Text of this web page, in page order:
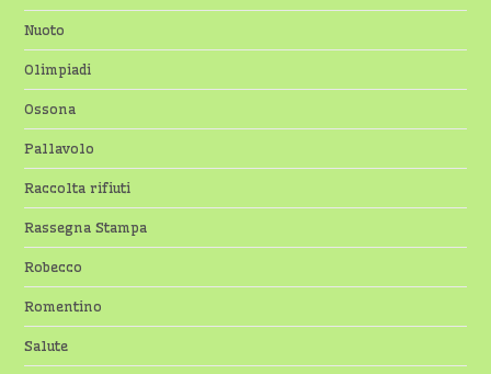
Nuoto
Olimpiadi
Ossona
Pallavolo
Raccolta rifiuti
Rassegna Stampa
Robecco
Romentino
Salute